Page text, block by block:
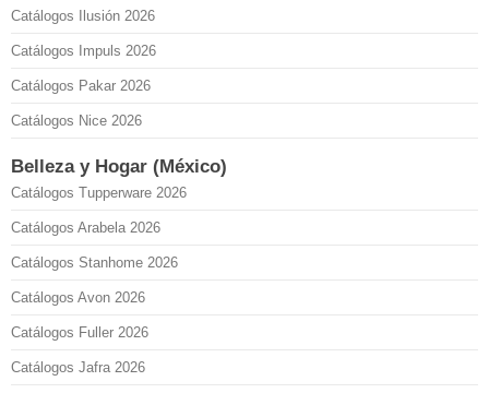
Catálogos Ilusión 2026
Catálogos Impuls 2026
Catálogos Pakar 2026
Catálogos Nice 2026
Belleza y Hogar (México)
Catálogos Tupperware 2026
Catálogos Arabela 2026
Catálogos Stanhome 2026
Catálogos Avon 2026
Catálogos Fuller 2026
Catálogos Jafra 2026